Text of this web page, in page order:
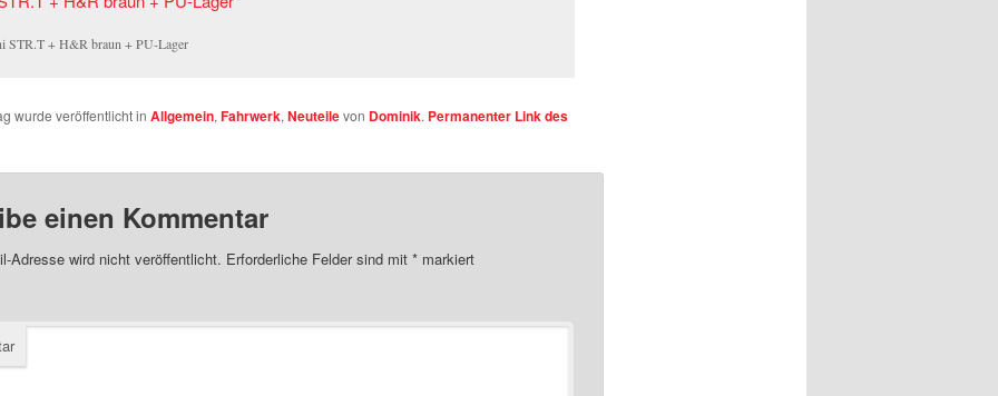
STR.T + H&R braun + PU-Lager
wurde veröffentlicht in Allgemein, Fahrwerk, Neuteilevon Dominik. Permanenter Link des
einen Kommentar
Adresse wird nicht veröffentlicht. Erforderliche Felder sind mit *markiert